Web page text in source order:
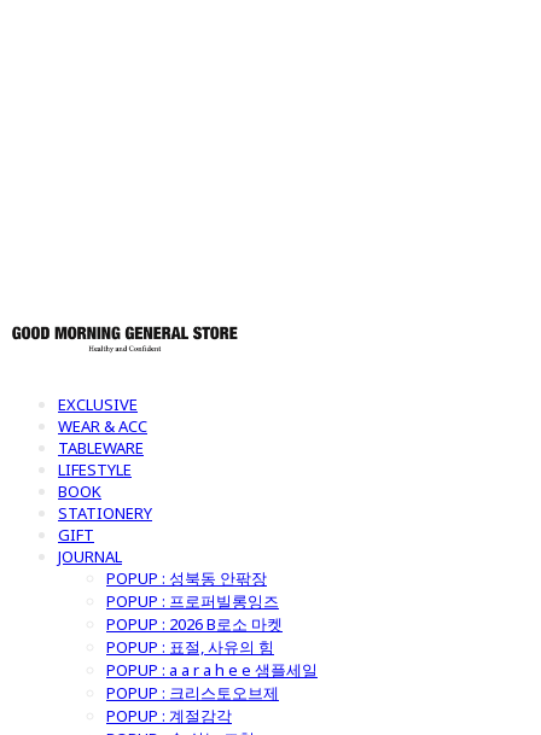
EXCLUSIVE
WEAR & ACC
TABLEWARE
LIFESTYLE
BOOK
STATIONERY
GIFT
JOURNAL
POPUP : 성북동 안팎장
POPUP : 프로퍼빌롱잉즈
POPUP : 2026 B로소 마켓
POPUP : 표절, 사유의 힘
POPUP : a a r a h e e 샘플세일
POPUP : 크리스토오브제
POPUP : 계절감각